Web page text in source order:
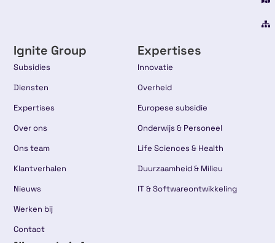
Ignite Group
Subsidies
Diensten
Expertises
Over ons
Ons team
Klantverhalen
Nieuws
Werken bij
Contact
Expertises
Innovatie
Overheid
Europese subsidie
Onderwijs & Personeel
Life Sciences & Health
Duurzaamheid & Milieu
IT & Softwareontwikkeling